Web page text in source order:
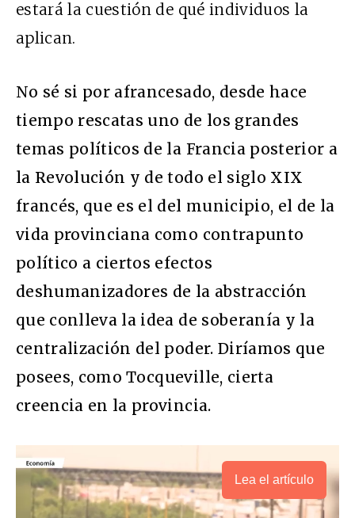
estará la cuestión de qué individuos la
aplican.
No sé si por afrancesado, desde hace
tiempo rescatas uno de los grandes
temas políticos de la Francia posterior a
la Revolución y de todo el siglo XIX
francés, que es el del municipio, el de la
vida provinciana como contrapunto
político a ciertos efectos
deshumanizadores de la abstracción
que conlleva la idea de soberanía y la
centralización del poder. Diríamos que
posees, como Tocqueville, cierta
creencia en la provincia.
Lea el artículo